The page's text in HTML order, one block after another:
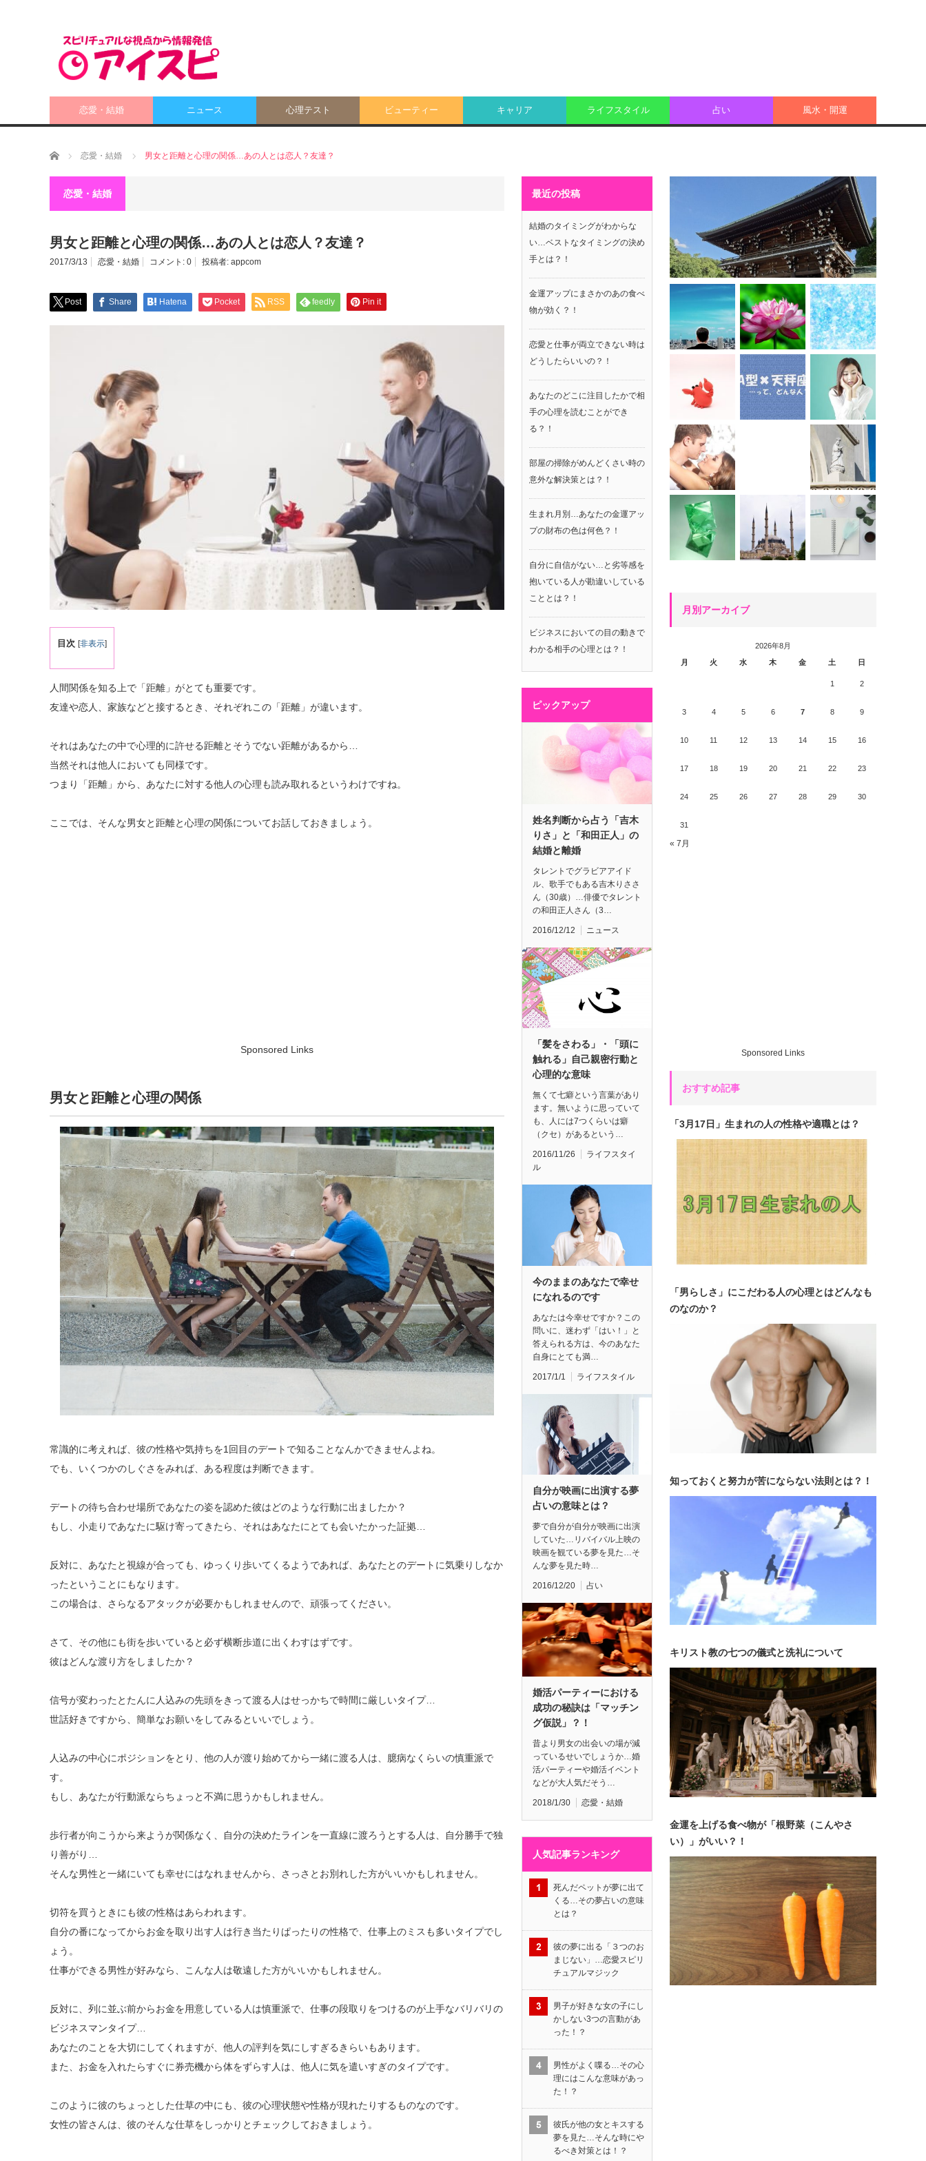
恋愛・結婚 ニュース 心理テスト ビューティー キャリア ライフスタイル 占い 風水・開運
ホーム 恋愛・結婚 男女と距離と心理の関係…あの人とは恋人？友達？
恋愛・結婚
男女と距離と心理の関係…あの人とは恋人？友達？
2017/3/13 恋愛・結婚 コメント: 0 投稿者: appcom
Post Share Hatena Pocket RSS feedly Pin it
目次 [非表示]
人間関係を知る上で「距離」がとても重要です。
友達や恋人、家族などと接するとき、それぞれこの「距離」が違います。
それはあなたの中で心理的に許せる距離とそうでない距離があるから…
当然それは他人においても同様です。
つまり「距離」から、あなたに対する他人の心理も読み取れるというわけですね。
ここでは、そんな男女と距離と心理の関係についてお話しておきましょう。
Sponsored Links
男女と距離と心理の関係
常識的に考えれば、彼の性格や気持ちを1回目のデートで知ることなんかできませんよね。
でも、いくつかのしぐさをみれば、ある程度は判断できます。
デートの待ち合わせ場所であなたの姿を認めた彼はどのような行動に出ましたか？
もし、小走りであなたに駆け寄ってきたら、それはあなたにとても会いたかった証拠…
反対に、あなたと視線が合っても、ゆっくり歩いてくるようであれば、あなたとのデートに気乗りしなか
ったということにもなります。
この場合は、さらなるアタックが必要かもしれませんので、頑張ってください。
さて、その他にも街を歩いていると必ず横断歩道に出くわすはずです。
彼はどんな渡り方をしましたか？
信号が変わったとたんに人込みの先頭をきって渡る人はせっかちで時間に厳しいタイプ…
世話好きですから、簡単なお願いをしてみるといいでしょう。
人込みの中心にポジションをとり、他の人が渡り始めてから一緒に渡る人は、臆病なくらいの慎重派で
す。
もし、あなたが行動派ならちょっと不満に思うかもしれません。
歩行者が向こうから来ようが関係なく、自分の決めたラインを一直線に渡ろうとする人は、自分勝手で独
り善がり…
そんな男性と一緒にいても幸せにはなれませんから、さっさとお別れした方がいいかもしれません。
切符を買うときにも彼の性格はあらわれます。
自分の番になってからお金を取り出す人は行き当たりぱったりの性格で、仕事上のミスも多いタイプでし
ょう。
仕事ができる男性が好みなら、こんな人は敬遠した方がいいかもしれません。
反対に、列に並ぶ前からお金を用意している人は慎重派で、仕事の段取りをつけるのが上手なバリバリの
ビジネスマンタイプ…
あなたのことを大切にしてくれますが、他人の評判を気にしすぎるきらいもあります。
また、お金を入れたらすぐに券売機から体をずらす人は、他人に気を遣いすぎのタイプです。
このように彼のちょっとした仕草の中にも、彼の心理状態や性格が現れたりするものなのです。
女性の皆さんは、彼のそんな仕草をしっかりとチェックしておきましょう。
最近の投稿
結婚のタイミングがわからな
い…ベストなタイミングの決め
手とは？！
金運アップにまさかのあの食べ
物が効く？！
恋愛と仕事が両立できない時は
どうしたらいいの？！
あなたのどこに注目したかで相
手の心理を読むことができ
る？！
部屋の掃除がめんどくさい時の
意外な解決策とは？！
生まれ月別…あなたの金運アッ
プの財布の色は何色？！
自分に自信がない…と劣等感を
抱いている人が勘違いしている
こととは？！
ビジネスにおいての目の動きで
わかる相手の心理とは？！
ピックアップ
姓名判断から占う「吉木
りさ」と「和田正人」の
結婚と離婚
タレントでグラビアアイド
ル、歌手でもある吉木りささ
ん（30歳）…俳優でタレント
の和田正人さん（3…
2016/12/12 ニュース
「髪をさわる」・「頭に
触れる」自己親密行動と
心理的な意味
無くて七癖という言葉があり
ます。無いように思っていて
も、人には7つくらいは癖
（クセ）があるという…
2016/11/26
ライフスタイ
ル
今のままのあなたで幸せ
になれるのです
あなたは今幸せですか？この
問いに、迷わず「はい！」と
答えられる方は、今のあなた
自身にとても満…
2017/1/1 ライフスタイル
自分が映画に出演する夢
占いの意味とは？
夢で自分が自分が映画に出演
していた…リバイバル上映の
映画を観ている夢を見た…そ
んな夢を見た時…
2016/12/20 占い
婚活パーティーにおける
成功の秘訣は「マッチン
グ仮説」？！
昔より男女の出会いの場が減
っているせいでしょうか…婚
活パーティーや婚活イベント
などが大人気だそう…
2018/1/30 恋愛・結婚
人気記事ランキング
死んだペットが夢に出て
くる…その夢占いの意味
とは？
彼の夢に出る「３つのお
まじない」…恋愛スピリ
チュアルマジック
男子が好きな女の子にし
かしない3つの言動があ
った！？
男性がよく喋る…その心
理にはこんな意味があっ
た！？
彼氏が他の女とキスする
夢を見た…そんな時にや
るべき対策とは！？
月別アーカイブ
2026年8月
月
火 水 木 金 土 日
1 2
3 4 5 6 7 8 9
10 11 12 13 14 15 16
17 18 19 20 21 22 23
24 25 26 27 28 29 30
31
« 7月
Sponsored Links
おすすめ記事
「3月17日」生まれの人の性格や適職とは？
「男らしさ」にこだわる人の心理とはどんなも
のなのか？
知っておくと努力が苦にならない法則とは？！
キリスト教の七つの儀式と洗礼について
金運を上げる食べ物が「根野菜（こんやさ
い）」がいい？！